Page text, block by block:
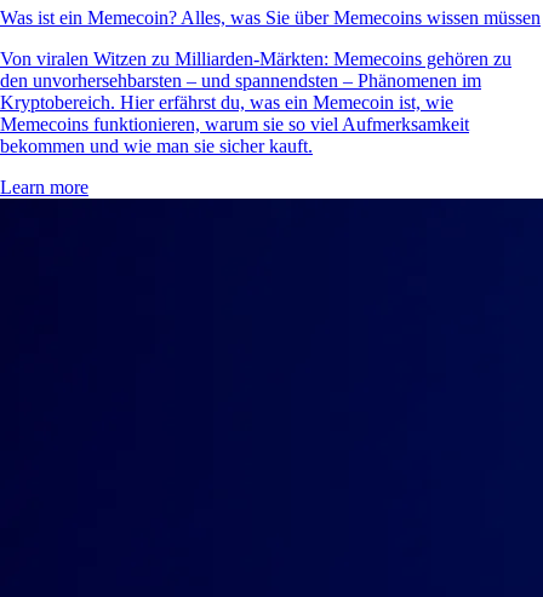
Was ist ein Memecoin? Alles, was Sie über Memecoins wissen müssen
Von viralen Witzen zu Milliarden-Märkten: Memecoins gehören zu
den unvorhersehbarsten – und spannendsten – Phänomenen im
Kryptobereich. Hier erfährst du, was ein Memecoin ist, wie
Memecoins funktionieren, warum sie so viel Aufmerksamkeit
bekommen und wie man sie sicher kauft.
Learn more